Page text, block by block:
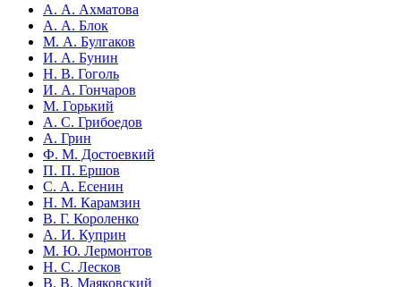
А. А. Ахматова
А. А. Блок
М. А. Булгаков
И. А. Бунин
Н. В. Гоголь
И. А. Гончаров
М. Горький
А. С. Грибоедов
А. Грин
Ф. М. Достоевкий
П. П. Ершов
С. А. Есенин
Н. М. Карамзин
В. Г. Короленко
А. И. Куприн
М. Ю. Лермонтов
Н. С. Лесков
В. В. Маяковский